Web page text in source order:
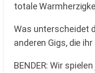
totale
Was unterscheidet
anderen Gigs, die
BENDER: Wir